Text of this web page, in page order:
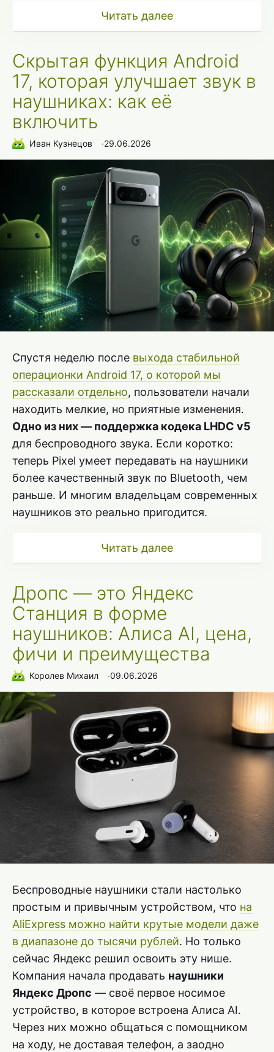
Читать далее
Скрытая функция Android
17, которая улучшает звук в
наушниках: как её
включить
Иван Кузнецов ∙29.06.2026
Спустя неделю после выхода стабильной
операционки Android 17, о которой мы
рассказали отдельно, пользователи начали
находить мелкие, но приятные изменения.
Одно из них — поддержка кодека LHDC v5
для беспроводного звука. Если коротко:
теперь Pixel умеет передавать на наушники
более качественный звук по Bluetooth, чем
раньше. И многим владельцам современных
наушников это реально пригодится.
Читать далее
Дропс — это Яндекс
Станция в форме
наушников: Алиса AI, цена,
фичи и преимущества
Королев Михаил ∙09.06.2026
Беспроводные наушники стали настолько
простым и привычным устройством, что на
AliExpress можно найти крутые модели даже
в диапазоне до тысячи рублей. Но только
сейчас Яндекс решил освоить эту нише.
Компания начала продавать наушники
Яндекс Дропс — своё первое носимое
устройство, в которое встроена Алиса AI.
Через них можно общаться с помощником
на ходу, не доставая телефон, а заодно